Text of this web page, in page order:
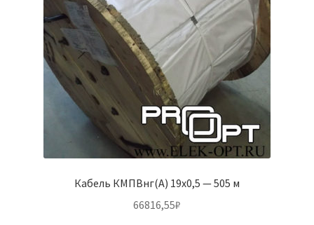
Кабель КМПВнг(А) 19х0,5 — 505 м
66816,55₽